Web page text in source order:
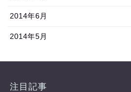
2014年6月
2014年5月
注目記事